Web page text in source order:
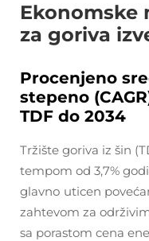
Ekonomske
za goriva
Procenjeno
stepeno
TDF do 2034
Tržište goriva iz šin
tempom od 3,7%
glavnо uticen
zahtevom za
sa porastom cena